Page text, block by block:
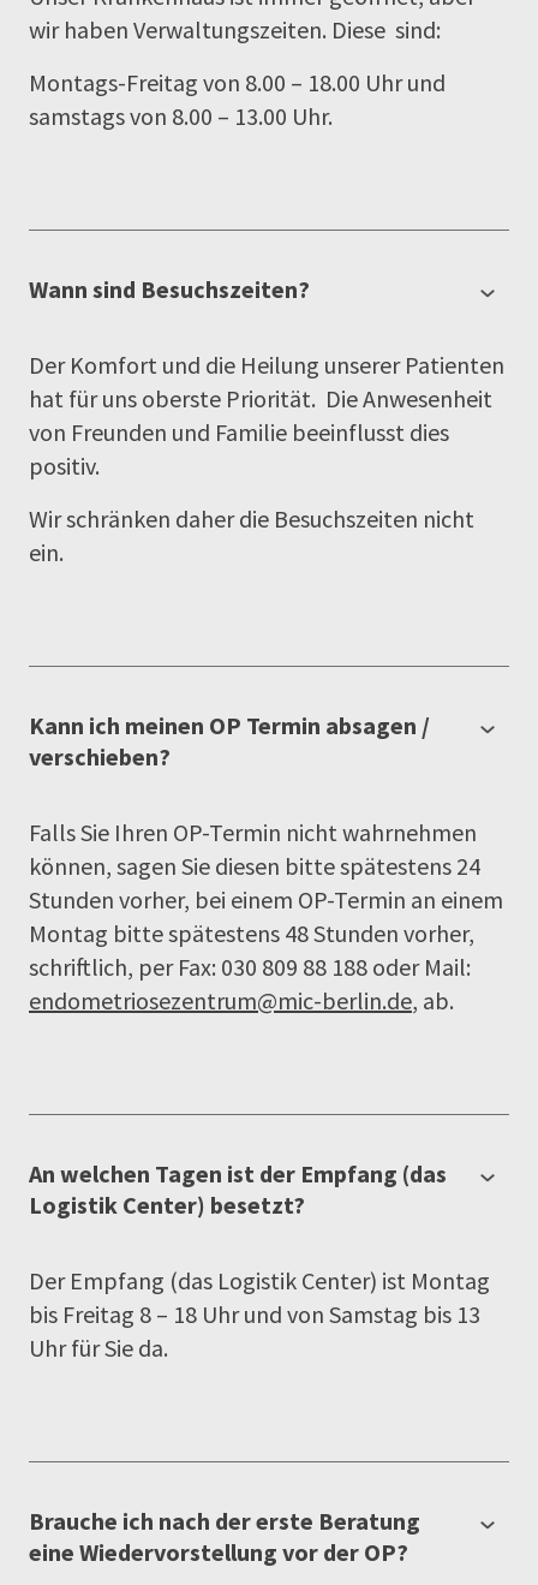
wir haben Verwaltungszeiten. Diese sind:
Montags-Freitag von 8.00 – 18.00 Uhr und
samstags von 8.00 – 13.00 Uhr.
Wann sind Besuchszeiten?
Der Komfort und die Heilung unserer Patienten
hat für uns oberste Priorität. Die Anwesenheit
von Freunden und Familie beeinflusst dies
positiv.
Wir schränken daher die Besuchszeiten nicht
ein.
Kann ich meinen OP Termin absagen /
verschieben?
Falls Sie Ihren OP-Termin nicht wahrnehmen
können, sagen Sie diesen bitte spätestens 24
Stunden vorher, bei einem OP-Termin an einem
Montag bitte spätestens 48 Stunden vorher,
schriftlich, per Fax: 030 809 88 188 oder Mail:
endometriosezentrum@mic-berlin.de, ab.
An welchen Tagen ist der Empfang (das
Logistik Center) besetzt?
Der Empfang (das Logistik Center) ist Montag
bis Freitag 8 – 18 Uhr und von Samstag bis 13
Uhr für Sie da.
Brauche ich nach der erste Beratung
eine Wiedervorstellung vor der OP?